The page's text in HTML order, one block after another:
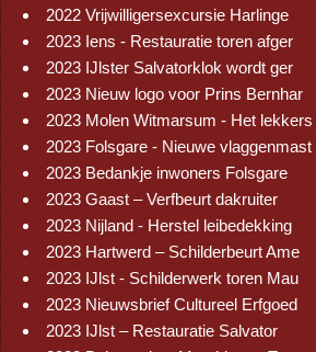
2022 Vrijwilligersexcursie Harlinge
2023 Iens - Restauratie toren afger
2023 IJlster Salvatorklok wordt ger
2023 Nieuw logo voor Prins Bernhar
2023 Molen Witmarsum - Het lekkers
2023 Folsgare - Nieuwe vlaggenmast
2023 Bedankje inwoners Folsgare
2023 Gaast – Verfbeurt dakruiter
2023 Nijland - Herstel leibedekking
2023 Hartwerd – Schilderbeurt Ame
2023 IJlst - Schilderwerk toren Mau
2023 Nieuwsbrief Cultureel Erfgoed
2023 IJlst – Restauratie Salvator